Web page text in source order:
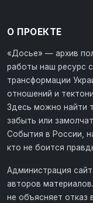
О ПРОЕКТЕ
«Досье» — архив
работы наш ресурс
трансформации
отношений и
Здесь можно найти
забыть или
События в России,
кто не боится
Администрация
авторов
не объясняет отказ